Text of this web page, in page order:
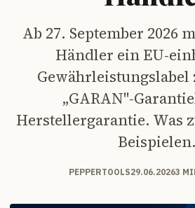
Ab 27. September 2026
Händler ein EU-
Gewährleistungslabel
„GARAN"-
Herstellergarantie. Was
Beispielen.
PEPPERTOOLS29.06.20263